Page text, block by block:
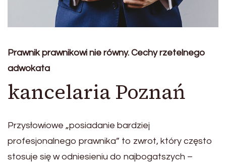
Prawnik prawnikowi nie równy. Cechy rzetelnego
adwokata
kancelaria Poznań
Przysłowiowe „posiadanie bardziej
profesjonalnego prawnika” to zwrot, który często
stosuje się w odniesieniu do najbogatszych –